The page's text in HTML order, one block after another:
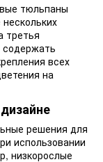
тюльпаны
третья
содержать
всех
на
решения для
использовании
низкорослые